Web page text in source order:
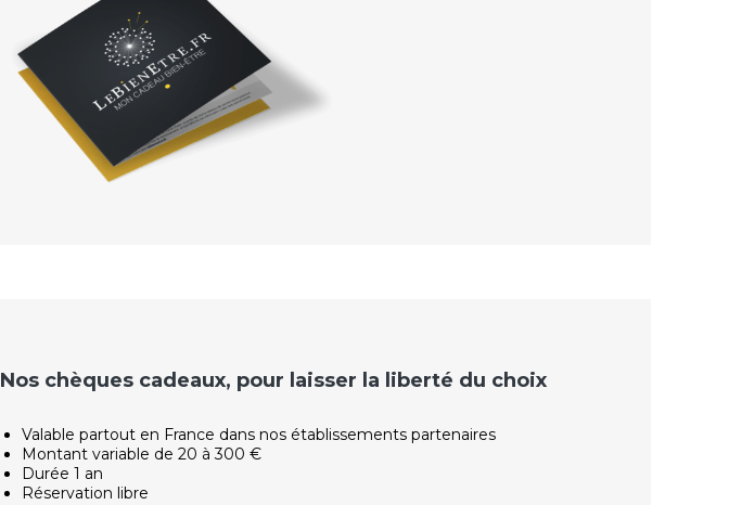
Nos chèques cadeaux, pour laisser la liberté du choix
Valable partout en France dans nos établissements partenaires
Montant variable de 20 à 300 €
Durée 1 an
Réservation libre